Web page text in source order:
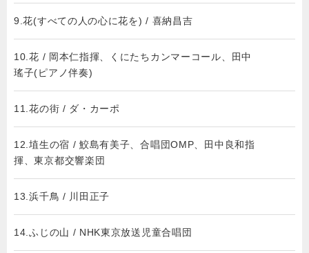
9.花(すべての人の心に花を) / 喜納昌吉
10.花 / 岡本仁指揮、くにたちカンマーコール、田中
瑤子(ピアノ伴奏)
11.花の街 / ダ・カーポ
12.埴生の宿 / 鮫島有美子、合唱団OMP、田中良和指
揮、東京都交響楽団
13.浜千鳥 / 川田正子
14.ふじの山 / NHK東京放送児童合唱団